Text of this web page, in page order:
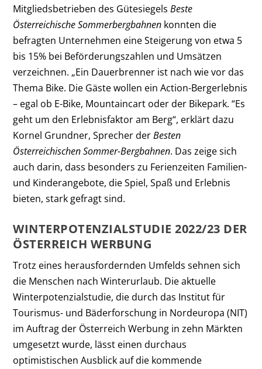
Mitgliedsbetrieben des GütesiegelsBeste
Österreichische Sommerbergbahnen konnten die
befragten Unternehmen eine Steigerung von etwa 5
bis 15% bei Beförderungszahlen und Umsätzen
verzeichnen. „Ein Dauerbrenner ist nach wie vor das
Thema Bike. Die Gäste wollen ein Action-Bergerlebnis
– egal ob E-Bike, Mountaincart oder der Bikepark. “Es
geht um den Erlebnisfaktor am Berg“, erklärt dazu
Kornel Grundner, Sprecher derBesten
Österreichischen Sommer-Bergbahnen. Das zeige sich
auch darin, dass besonders zu Ferienzeiten Familien-
und Kinderangebote, die Spiel, Spaß und Erlebnis
bieten, stark gefragt sind.
WINTERPOTENZIALSTUDIE 2022/23 DER
ÖSTERREICH WERBUNG
Trotz eines herausfordernden Umfelds sehnen sich
die Menschen nach Winterurlaub. Die aktuelle
Winterpotenzialstudie, die durch das Institut für
Tourismus- und Bäderforschung in Nordeuropa (NIT)
im Auftrag der Österreich Werbung in zehn Märkten
umgesetzt wurde, lässt einen durchaus
optimistischen Ausblick auf die kommende